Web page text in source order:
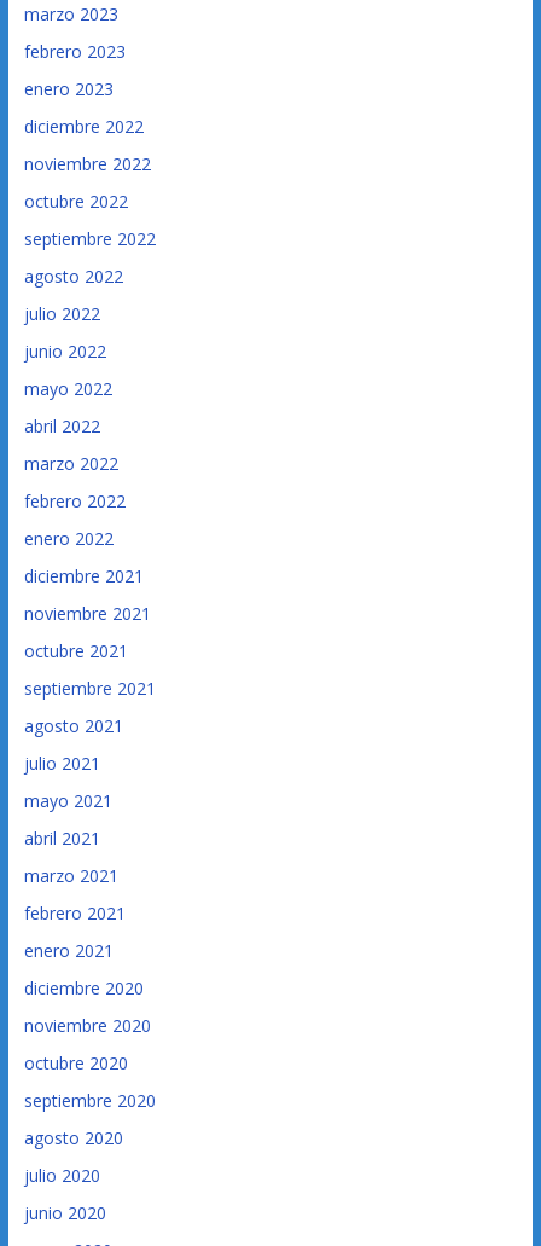
marzo 2023
febrero 2023
enero 2023
diciembre 2022
noviembre 2022
octubre 2022
septiembre 2022
agosto 2022
julio 2022
junio 2022
mayo 2022
abril 2022
marzo 2022
febrero 2022
enero 2022
diciembre 2021
noviembre 2021
octubre 2021
septiembre 2021
agosto 2021
julio 2021
mayo 2021
abril 2021
marzo 2021
febrero 2021
enero 2021
diciembre 2020
noviembre 2020
octubre 2020
septiembre 2020
agosto 2020
julio 2020
junio 2020